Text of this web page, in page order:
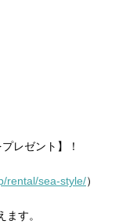
レゼント】！
rental/sea-style/）
す。